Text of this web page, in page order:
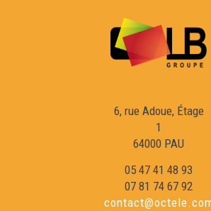
Adelina Gonzalez - Cara e Cara
Vincenç Javaloyès - Cara e Cara
Joan Francés Tisnèr - Cara e Cara
6, rue Adoue, Étage
1
64000 PAU
05 47 41 48 93
07 81 74 67 92